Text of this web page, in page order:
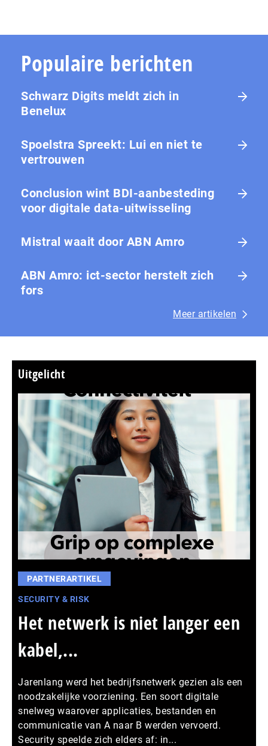
Populaire berichten
Schwarz Digits meldt zich in
Benelux
Spoelstra Spreekt: Lui en niet te
vertrouwen
Conclusion wint BDI-aanbesteding
voor digitale data-uitwisseling
Mistral waait door ABN Amro
ABN Amro: ict-sector herstelt zich
fors
Meer artikelen
Uitgelicht
PARTNERARTIKEL
SECURITY & RISK
Het netwerk is niet langer een
kabel,...
Jarenlang werd het bedrijfsnetwerk gezien als een
noodzakelijke voorziening. Een soort digitale
snelweg waarover applicaties, bestanden en
communicatie van A naar B werden vervoerd.
Security speelde zich elders af: in...